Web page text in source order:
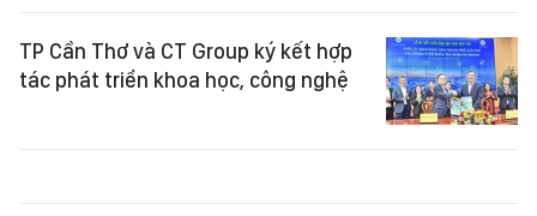
TP Cần Thơ và CT Group ký kết hợp
tác phát triển khoa học, công nghệ